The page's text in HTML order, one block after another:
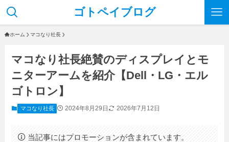
ゴトペイブログ
ホーム マコなり社長
マコなり社長絶賛のディスプレイとモ
ニターアームを紹介【Dell・LG・エル
ゴトロン】
マコなり社長 2024年8月29日 2026年7月12日
当記事にはプロモーションが含まれています。